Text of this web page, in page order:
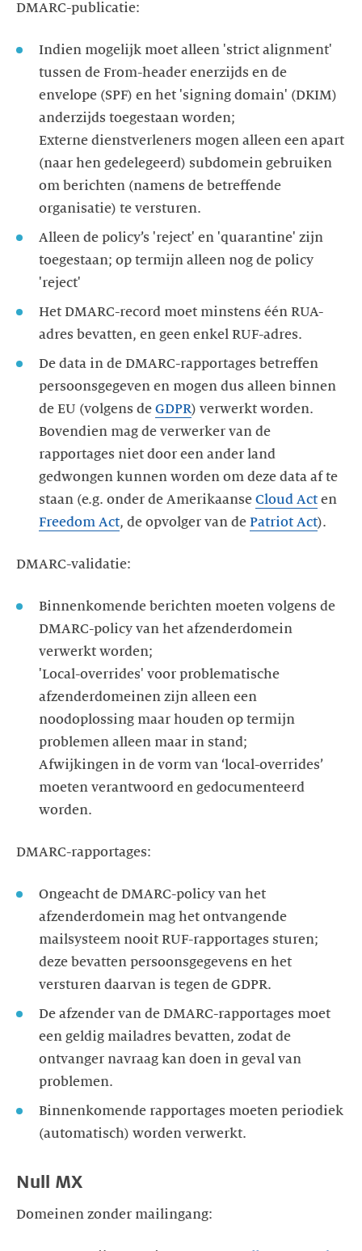
DMARC-publicatie:
Indien mogelijk moet alleen 'strict alignment'
tussen de From-header enerzijds en de
envelope (SPF) en het 'signing domain' (DKIM)
anderzijds toegestaan worden;
Externe dienstverleners mogen alleen een apart
(naar hen gedelegeerd) subdomein gebruiken
om berichten (namens de betreffende
organisatie) te versturen.
Alleen de policy’s 'reject' en 'quarantine' zijn
toegestaan; op termijn alleen nog de policy
'reject'
Het DMARC-record moet minstens één RUA-
adres bevatten, en geen enkel RUF-adres.
De data in de DMARC-rapportages betreffen
persoonsgegeven en mogen dus alleen binnen
de EU (volgens de GDPR) verwerkt worden.
Bovendien mag de verwerker van de
rapportages niet door een ander land
gedwongen kunnen worden om deze data af te
staan (e.g. onder de Amerikaanse Cloud Act en
Freedom Act, de opvolger van de Patriot Act).
DMARC-validatie:
Binnenkomende berichten moeten volgens de
DMARC-policy van het afzenderdomein
verwerkt worden;
'Local-overrides' voor problematische
afzenderdomeinen zijn alleen een
noodoplossing maar houden op termijn
problemen alleen maar in stand;
Afwijkingen in de vorm van ‘local-overrides’
moeten verantwoord en gedocumenteerd
worden.
DMARC-rapportages:
Ongeacht de DMARC-policy van het
afzenderdomein mag het ontvangende
mailsysteem nooit RUF-rapportages sturen;
deze bevatten persoonsgegevens en het
versturen daarvan is tegen de GDPR.
De afzender van de DMARC-rapportages moet
een geldig mailadres bevatten, zodat de
ontvanger navraag kan doen in geval van
problemen.
Binnenkomende rapportages moeten periodiek
(automatisch) worden verwerkt.
Null MX
Domeinen zonder mailingang: